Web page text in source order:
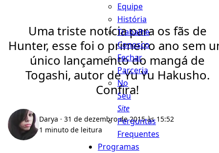
Equipe
História
Trabalhe
Conosco
Fechar
Parceria
No
Seu
Site
Perguntas
Frequentes
Programas
Uma triste notícia para os fãs de
Hunter, esse foi o primeiro ano sem
único lançamento do mangá de
Togashi, autor de Yu Yu Hakusho.
Confira!
Darya · 31 de dezembro de 2015 às 15:52
1 minuto de leitura